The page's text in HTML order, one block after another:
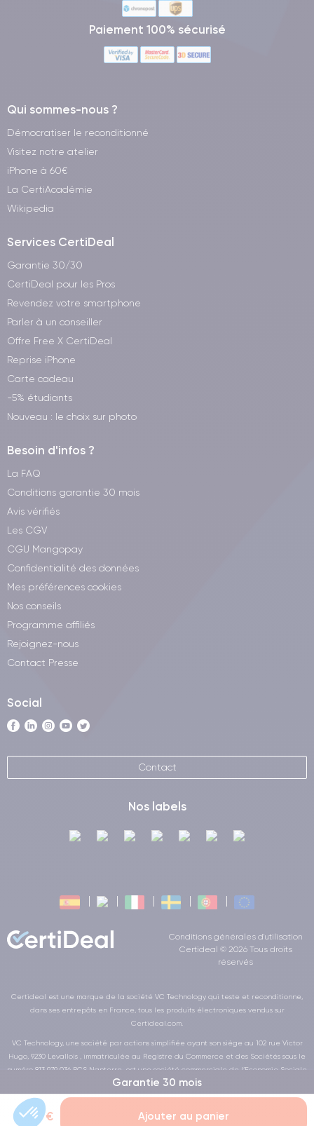
Garantie 30 mois
16,99 € Ajouter au panier
Paiement 100% sécurisé
Qui sommes-nous ?
Démocratiser le reconditionné
Visitez notre atelier
iPhone à 60€
La CertiAcadémie
Wikipedia
Services CertiDeal
Garantie 30/30
CertiDeal pour les Pros
Revendez votre smartphone
Parler à un conseiller
Offre Free X CertiDeal
Reprise iPhone
Carte cadeau
-5% étudiants
Nouveau : le choix sur photo
Besoin d'infos ?
La FAQ
Conditions garantie 30 mois
Avis vérifiés
Les CGV
CGU Mangopay
Confidentialité des données
Mes préférences cookies
Nos conseils
Programme affiliés
Rejoignez-nous
Contact Presse
Social
Contact
Nos labels
Conditions générales d'utilisation
Certideal © 2026 Tous droits
réservés
Certideal est une marque de la société VC Technology qui teste et reconditionne,
dans ses entrepôts en France, tous les produits électroniques vendus sur
Certideal.com.
VC Technology, une société par actions simplifiée ayant son siège au 102 rue Victor
Hugo, 9230 Levallois , immatriculée au Registre du Commerce et des Sociétés sous le
numéro 813 979 036 RCS Nanterre, est une société commerciale de l’Economie Sociale
et Solidaire au sens de la loi de la LOI n° 2014-856 du 31 juillet 2014